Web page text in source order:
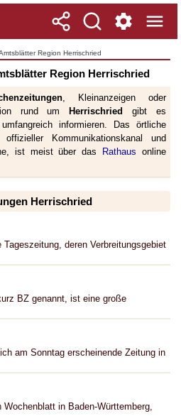
Region Herrischried
Region Herrischried
, Kleinanzeigen oder
rund um
Herrischried
gibt es
informieren. Das örtliche
Kommunikationskanal und
ist meist über das
Rathaus online
Herrischried
deren Verbreitungsgebiet
BZ genannt, ist eine große
am Sonntag erscheinende Zeitung in
Wochenblatt in Baden-Württemberg,